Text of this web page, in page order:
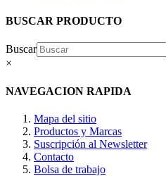
BUSCAR PRODUCTO
Buscar
×
NAVEGACION RAPIDA
Mapa del sitio
Productos y Marcas
Suscripción al Newsletter
Contacto
Bolsa de trabajo